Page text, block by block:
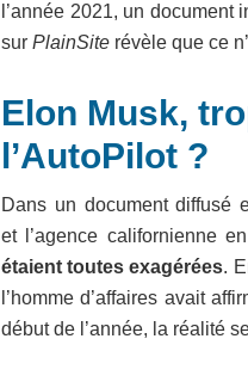
l’année 2021, un
sur PlainSite révèle que ce
Elon Musk,
l’AutoPilot ?
Dans un document
et l’agence californienne
étaient toutes exagérées.
l’homme d’affaires avait
début de l’année, la réalité